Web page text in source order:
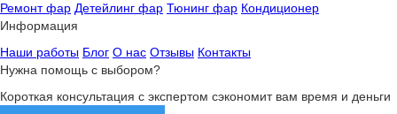
Ремонт фар Детейлинг фар Тюнинг фар Кондиционер
Информация
Наши работы Блог О нас Отзывы Контакты
Нужна помощь с выбором?
Короткая консультация с экспертом сэкономит вам время и деньги